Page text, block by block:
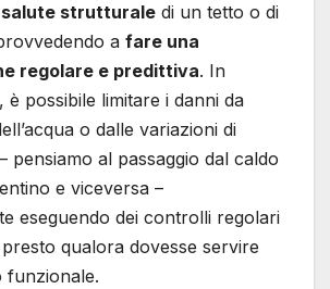
strutturale di un tetto o di
a fare una
regolare e predittiva. In
è possibile limitare i danni da
o dalle variazioni di
pensiamo al passaggio dal caldo
e viceversa –
eseguendo dei controlli regolari
qualora dovesse servire
funzionale.